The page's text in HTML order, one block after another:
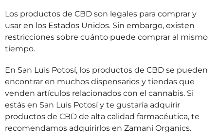
Los productos de CBD son legales para comprar y
usar en los Estados Unidos. Sin embargo, existen
restricciones sobre cuánto puede comprar al mismo
tiempo.
En San Luis Potosí, los productos de CBD se pueden
encontrar en muchos dispensarios y tiendas que
venden artículos relacionados con el cannabis. Si
estás en San Luis Potosí y te gustaría adquirir
productos de CBD de alta calidad farmacéutica, te
recomendamos adquirirlos en Zamani Organics.